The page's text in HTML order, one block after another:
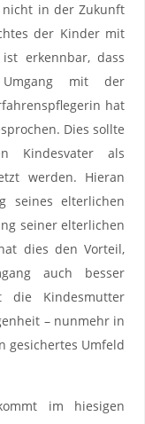
nicht in der Zukunft
der Kinder mit
erkennbar, dass
mit der
hat
Dies sollte
Kindesvater als
werden. Hieran
seines elterlichen
seiner elterlichen
dies den Vorteil,
auch besser
die Kindesmutter
– nunmehr in
gesichertes Umfeld
im hiesigen